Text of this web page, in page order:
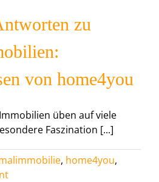
zu
von home4you
üben auf viele
Faszination [...]
, home4you,